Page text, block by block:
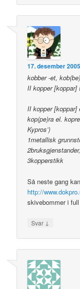
17. desember
kobber -et,
II kopper [koppar]
II kopper [koppar]
kop(pe)ra el.
Kypros’)
1metallisk
3kopperstikk
Så neste gang
http://
skivebommer i
Svar ↓